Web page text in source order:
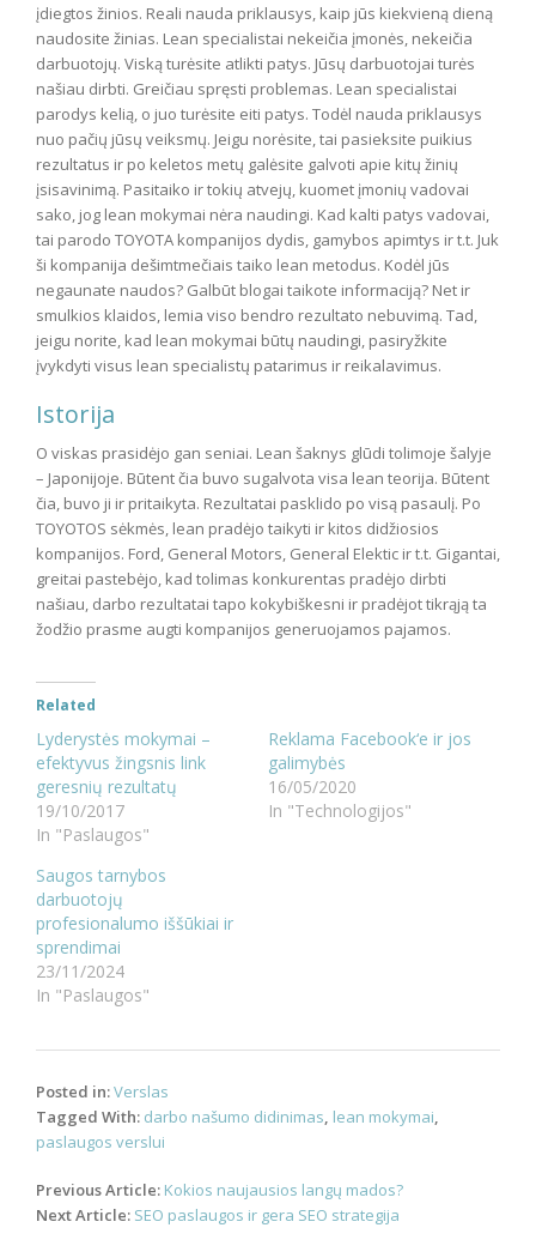
įdiegtos žinios. Reali nauda priklausys, kaip jūs kiekvieną dieną
naudosite žinias. Lean specialistai nekeičia įmonės, nekeičia
darbuotojų. Viską turėsite atlikti patys. Jūsų darbuotojai turės
našiau dirbti. Greičiau spręsti problemas. Lean specialistai
parodys kelią, o juo turėsite eiti patys. Todėl nauda priklausys
nuo pačių jūsų veiksmų. Jeigu norėsite, tai pasieksite puikius
rezultatus ir po keletos metų galėsite galvoti apie kitų žinių
įsisavinimą. Pasitaiko ir tokių atvejų, kuomet įmonių vadovai
sako, jog lean mokymai nėra naudingi. Kad kalti patys vadovai,
tai parodo TOYOTA kompanijos dydis, gamybos apimtys ir t.t. Juk
ši kompanija dešimtmečiais taiko lean metodus. Kodėl jūs
negaunate naudos? Galbūt blogai taikote informaciją? Net ir
smulkios klaidos, lemia viso bendro rezultato nebuvimą. Tad,
jeigu norite, kad lean mokymai būtų naudingi, pasiryžkite
įvykdyti visus lean specialistų patarimus ir reikalavimus.
Istorija
O viskas prasidėjo gan seniai. Lean šaknys glūdi tolimoje šalyje
– Japonijoje. Būtent čia buvo sugalvota visa lean teorija. Būtent
čia, buvo ji ir pritaikyta. Rezultatai pasklido po visą pasaulį. Po
TOYOTOS sėkmės, lean pradėjo taikyti ir kitos didžiosios
kompanijos. Ford, General Motors, General Elektic ir t.t. Gigantai,
greitai pastebėjo, kad tolimas konkurentas pradėjo dirbti
našiau, darbo rezultatai tapo kokybiškesni ir pradėjot tikrąją ta
žodžio prasme augti kompanijos generuojamos pajamos.
Related
Lyderystės mokymai –
efektyvus žingsnis link
geresnių rezultatų
19/10/2017
In "Paslaugos"
Reklama Facebook‘e ir jos
galimybės
16/05/2020
In "Technologijos"
Saugos tarnybos
darbuotojų
profesionalumo iššūkiai ir
sprendimai
23/11/2024
In "Paslaugos"
Posted in:Verslas
Tagged With: darbo našumo didinimas lean mokymai
paslaugos verslui
Post
navigation
Previous Article: Kokios naujausios langų mados?
Next Article: SEO paslaugos ir gera SEO strategija